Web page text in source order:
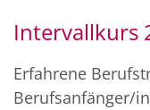
Intervallkurs
Erfahrene
Berufsanfänger/